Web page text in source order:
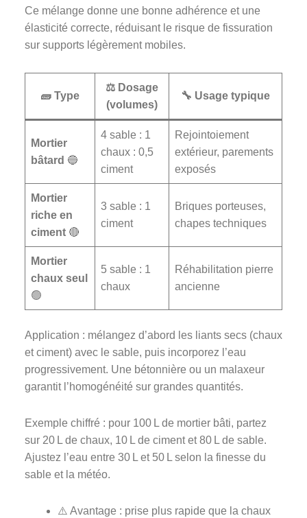
Ce mélange donne une bonne adhérence et une
élasticité correcte, réduisant le risque de fissuration
sur supports légèrement mobiles.
🧱 Type
⚖️ Dosage
(volumes)
🔧 Usage typique
Mortier
bâtard 🔵
4 sable : 1
chaux : 0,5
ciment
Rejointoiement
extérieur, parements
exposés
Mortier
riche en
ciment 🔴
3 sable : 1
ciment
Briques porteuses,
chapes techniques
Mortier
chaux seul
🟢
5 sable : 1
chaux
Réhabilitation pierre
ancienne
Application : mélangez d’abord les liants secs (chaux
et ciment) avec le sable, puis incorporez l’eau
progressivement. Une bétonnière ou un malaxeur
garantit l’homogénéité sur grandes quantités.
Exemple chiffré : pour 100 L de mortier bâti, partez
sur 20 L de chaux, 10 L de ciment et 80 L de sable.
Ajustez l’eau entre 30 L et 50 L selon la finesse du
sable et la météo.
⚠️ Avantage : prise plus rapide que la chaux